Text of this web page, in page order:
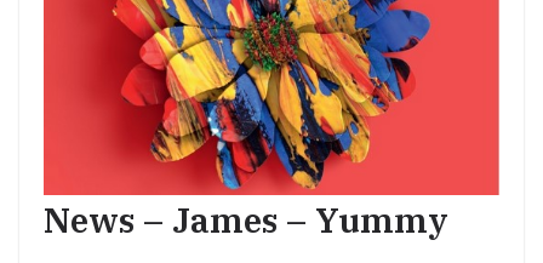
News – James – Yummy